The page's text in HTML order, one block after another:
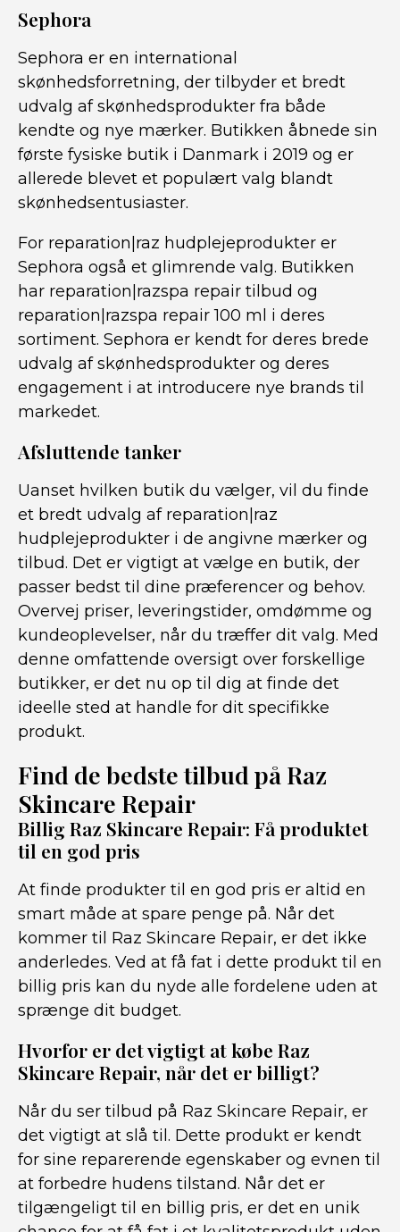
Sephora
Sephora er en international
skønhedsforretning, der tilbyder et bredt
udvalg af skønhedsprodukter fra både
kendte og nye mærker. Butikken åbnede sin
første fysiske butik i Danmark i 2019 og er
allerede blevet et populært valg blandt
skønhedsentusiaster.
For reparation|raz hudplejeprodukter er
Sephora også et glimrende valg. Butikken
har reparation|razspa repair tilbud og
reparation|razspa repair 100 ml i deres
sortiment. Sephora er kendt for deres brede
udvalg af skønhedsprodukter og deres
engagement i at introducere nye brands til
markedet.
Afsluttende tanker
Uanset hvilken butik du vælger, vil du finde
et bredt udvalg af reparation|raz
hudplejeprodukter i de angivne mærker og
tilbud. Det er vigtigt at vælge en butik, der
passer bedst til dine præferencer og behov.
Overvej priser, leveringstider, omdømme og
kundeoplevelser, når du træffer dit valg. Med
denne omfattende oversigt over forskellige
butikker, er det nu op til dig at finde det
ideelle sted at handle for dit specifikke
produkt.
Find de bedste tilbud på Raz
Skincare Repair
Billig Raz Skincare Repair: Få produktet
til en god pris
At finde produkter til en god pris er altid en
smart måde at spare penge på. Når det
kommer til Raz Skincare Repair, er det ikke
anderledes. Ved at få fat i dette produkt til en
billig pris kan du nyde alle fordelene uden at
sprænge dit budget.
Hvorfor er det vigtigt at købe Raz
Skincare Repair, når det er billigt?
Når du ser tilbud på Raz Skincare Repair, er
det vigtigt at slå til. Dette produkt er kendt
for sine reparerende egenskaber og evnen til
at forbedre hudens tilstand. Når det er
tilgængeligt til en billig pris, er det en unik